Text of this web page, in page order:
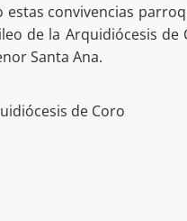
estas convivencias
de la Arquidiócesis
Santa Ana.
de Coro